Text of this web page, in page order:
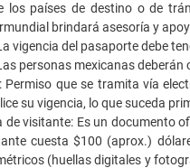
los países de destino o de
brindará asesoría y
vigencia del pasaporte debe
personas mexicanas deberán
Permiso que se tramita vía
su vigencia, lo que suceda
de visitante: Es un documento
cuesta $100 (aprox.)
(huellas digitales y